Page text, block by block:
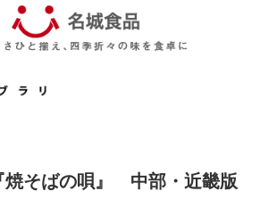
そばの唄』 中部・近畿版